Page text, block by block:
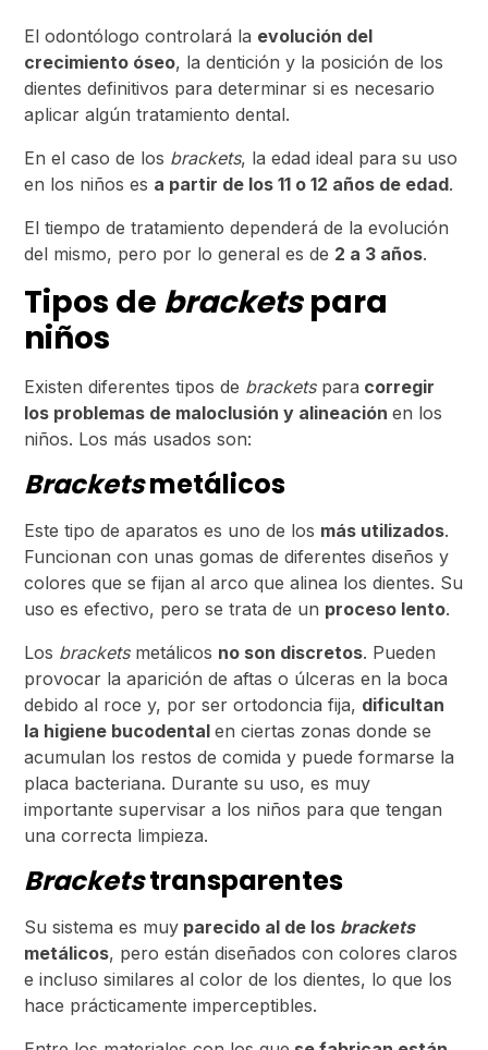
El odontólogo controlará la evolución del
crecimiento óseo, la dentición y la posición de los
dientes definitivos para determinar si es necesario
aplicar algún tratamiento dental.
En el caso de los brackets, la edad ideal para su uso
en los niños es a partir de los 11 o 12 años de edad.
El tiempo de tratamiento dependerá de la evolución
del mismo, pero por lo general es de 2 a 3 años.
Tipos de bracketspara
niños
Existen diferentes tipos de brackets para corregir
los problemas de maloclusión y alineaciónen los
niños. Los más usados son:
Bracketsmetálicos
Este tipo de aparatos es uno de los más utilizados.
Funcionan con unas gomas de diferentes diseños y
colores que se fijan al arco que alinea los dientes. Su
uso es efectivo, pero se trata de un proceso lento.
Los bracketsmetálicos no son discretos. Pueden
provocar la aparición de aftas o úlceras en la boca
debido al roce y, por ser ortodoncia fija, dificultan
la higiene bucodentalen ciertas zonas donde se
acumulan los restos de comida y puede formarse la
placa bacteriana. Durante su uso, es muy
importante supervisar a los niños para que tengan
una correcta limpieza.
Bracketstransparentes
Su sistema es muy parecido al de los brackets
metálicos, pero están diseñados con colores claros
e incluso similares al color de los dientes, lo que los
hace prácticamente imperceptibles.